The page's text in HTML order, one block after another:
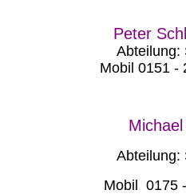
Peter
Abteilung:
Mobil 0151 -
Abteilung:
Mobil 0175